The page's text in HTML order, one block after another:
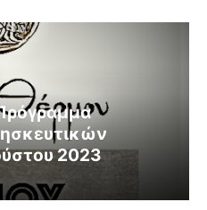
2023